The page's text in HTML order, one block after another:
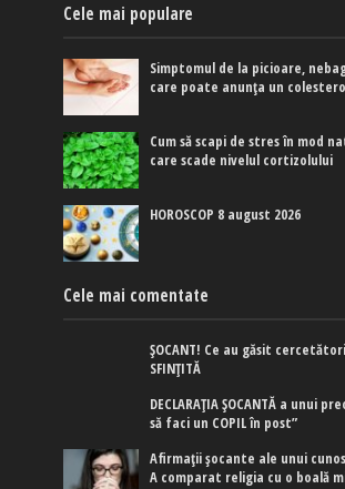
Cele mai populare
Simptomul de la picioare,
care poate anunța un
Cum să scapi de stres în mod
care scade nivelul cortizolului
HOROSCOP 8 august 2026
Cele mai comentate
ȘOCANT! Ce au găsit
SFINȚITĂ
DECLARAȚIA ȘOCANTĂ a unui
să faci un COPIL în post”
Afirmaţii şocante ale unui
A comparat religia cu o boală